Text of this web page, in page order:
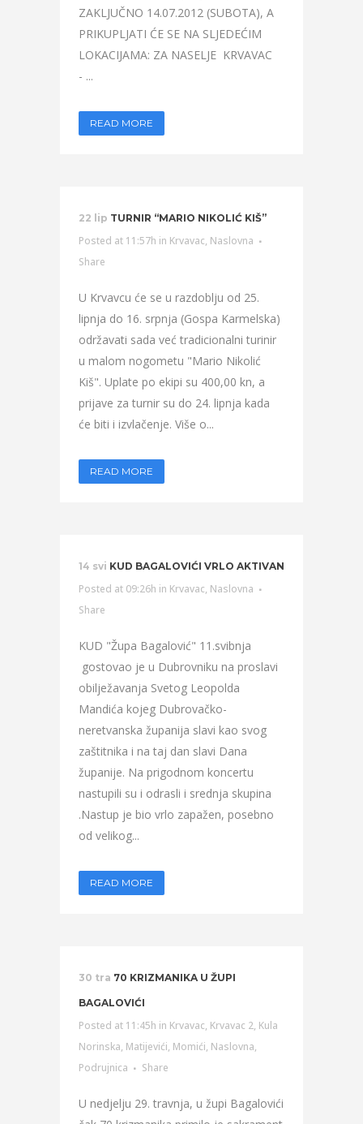
ZAKLJUČNO 14.07.2012 (SUBOTA), A
PRIKUPLJATI ĆE SE NA SLJEDEĆIM
LOKACIJAMA: ZA NASELJE KRVAVAC
- ...
READ MORE
22 lip TURNIR “MARIO NIKOLIĆ KIŠ”
Posted at 11:57h in Krvavac, Naslovna
Share
U Krvavcu će se u razdoblju od 25.
lipnja do 16. srpnja (Gospa Karmelska)
održavati sada već tradicionalni turinir
u malom nogometu "Mario Nikolić
Kiš". Uplate po ekipi su 400,00 kn, a
prijave za turnir su do 24. lipnja kada
će biti i izvlačenje. Više o...
READ MORE
14 svi KUD BAGALOVIĆI VRLO AKTIVAN
Posted at 09:26h in Krvavac, Naslovna
Share
KUD "Župa Bagalović" 11.svibnja
gostovao je u Dubrovniku na proslavi
obilježavanja Svetog Leopolda
Mandića kojeg Dubrovačko-
neretvanska županija slavi kao svog
zaštitnika i na taj dan slavi Dana
županije. Na prigodnom koncertu
nastupili su i odrasli i srednja skupina
.Nastup je bio vrlo zapažen, posebno
od velikog...
READ MORE
30 tra 70 KRIZMANIKA U ŽUPI
BAGALOVIĆI
Posted at 11:45h in Krvavac, Krvavac 2, Kula
Norinska, Matijevići, Momići, Naslovna,
Podrujnica
Share
U nedjelju 29. travnja, u župi Bagalovići